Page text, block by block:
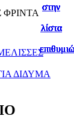
ΔΙΔΥΜΑ
στην
λίστα
στην
λίστα
στην
λίστα
στην
λίστα
στην
λίστα
στην
λίστα
στην
λίστα
στην
λίστα
στην
λίστα
στην
λίστα